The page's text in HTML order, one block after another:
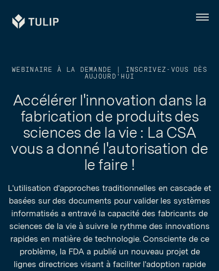
Tulip Menu
WEBINAIRE À LA DEMANDE | INSCRIVEZ-VOUS DÈS
AUJOURD'HUI
Accélérer l'innovation dans la
fabrication de produits des
sciences de la vie : La CSA
vous a donné l'autorisation de
le faire !
L'utilisation d'approches traditionnelles en cascade et
basées sur des documents pour valider les systèmes
informatisés a entravé la capacité des fabricants de
sciences de la vie à suivre le rythme des innovations
rapides en matière de technologie. Consciente de ce
problème, la FDA a publié un nouveau projet de
lignes directrices visant à faciliter l'adoption rapide